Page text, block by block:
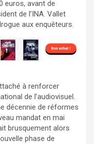
euros, avant de
de l’INA. Vallet
aux enquêteurs.
à renforcer
de l’audiovisuel.
décennie de réformes
mandat en mai
brusquement alors
phase de